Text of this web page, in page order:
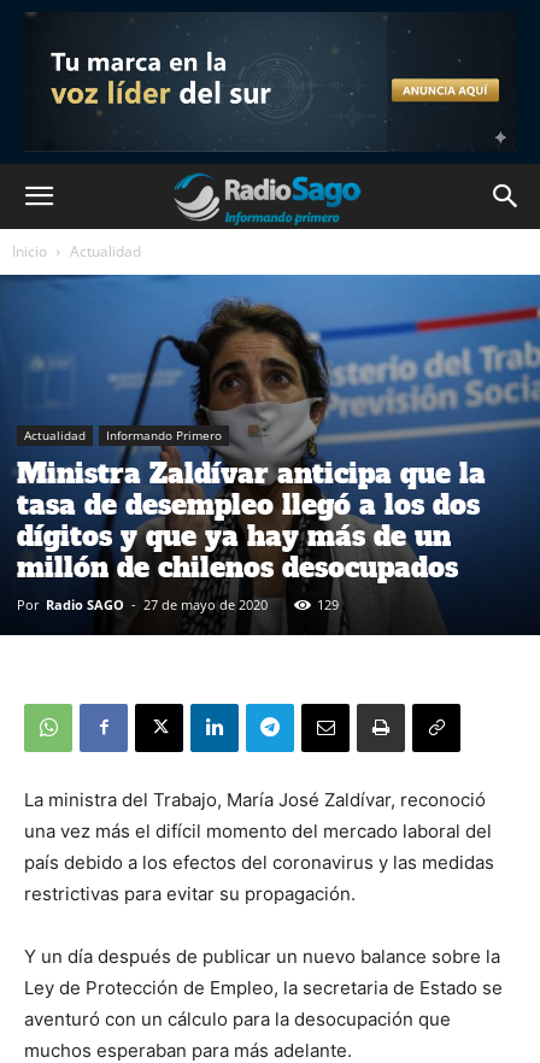
Inicio Actualidad
Actualidad Informando Primero
Ministra Zaldívar anticipa que la
tasa de desempleo llegó a los dos
dígitos y que ya hay más de un
millón de chilenos desocupados
Por Radio SAGO - 27 de mayo de 2020 129
La ministra del Trabajo, María José Zaldívar, reconoció
una vez más el difícil momento del mercado laboral del
país debido a los efectos del coronavirus y las medidas
restrictivas para evitar su propagación.
Y un día después de publicar un nuevo balance sobre la
Ley de Protección de Empleo, la secretaria de Estado se
aventuró con un cálculo para la desocupación que
muchos esperaban para más adelante.